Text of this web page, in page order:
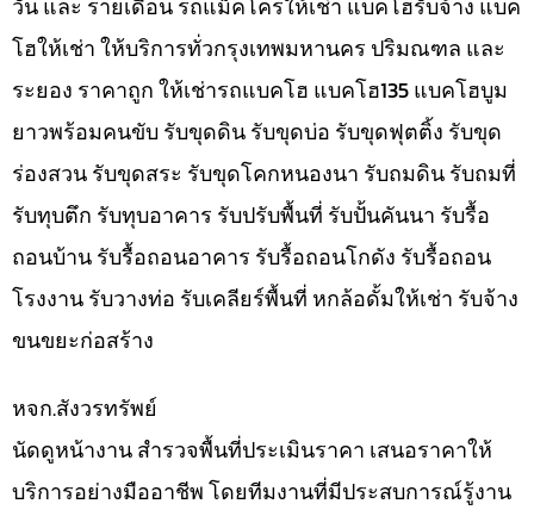
โฮให้เช่า ให้บริการทั่วกรุงเทพมหานคร ปริมณฑล และ
ระยอง ราคาถูก ให้เช่ารถแบคโฮ แบคโฮ135 แบคโฮบูม
ยาวพร้อมคนขับ รับขุดดิน รับขุดบ่อ รับขุดฟุตติ้ง รับขุด
ร่องสวน รับขุดสระ รับขุดโคกหนองนา รับถมดิน รับถมที่
รับทุบตึก รับทุบอาคาร รับปรับพื้นที่ รับปั้นคันนา รับรื้อ
ถอนบ้าน รับรื้อถอนอาคาร รับรื้อถอนโกดัง รับรื้อถอน
โรงงาน รับวางท่อ รับเคลียร์พื้นที่ หกล้อดั้มให้เช่า รับจ้าง
ขนขยะก่อสร้าง
หจก.สังวรทรัพย์
นัดดูหน้างาน สำรวจพื้นที่ประเมินราคา เสนอราคาให้
บริการอย่างมืออาชีพ โดยทีมงานที่มีประสบการณ์รู้งาน